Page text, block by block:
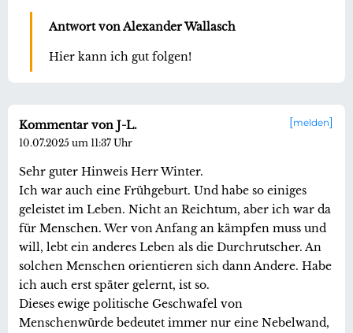
Antwort von Alexander Wallasch
Hier kann ich gut folgen!
melden
Kommentar von J-L.
10.07.2025 um 11:37 Uhr
Sehr guter Hinweis Herr Winter.
Ich war auch eine Frühgeburt. Und habe so einiges
geleistet im Leben. Nicht an Reichtum, aber ich war da
für Menschen. Wer von Anfang an kämpfen muss und
will, lebt ein anderes Leben als die Durchrutscher. An
solchen Menschen orientieren sich dann Andere. Habe
ich auch erst später gelernt, ist so.
Dieses ewige politische Geschwafel von
Menschenwürde bedeutet immer nur eine Nebelwand,